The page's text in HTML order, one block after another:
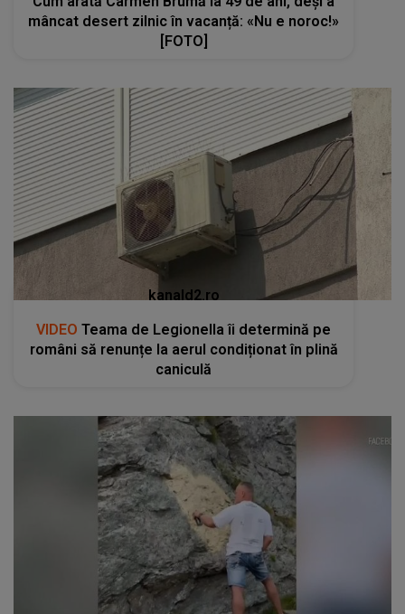
mâncat desert zilnic în vacanță: «Nu e noroc!»
[FOTO]
kanald2.ro
VIDEO Teama de Legionella îi determină pe
români să renunțe la aerul condiționat în plină
caniculă